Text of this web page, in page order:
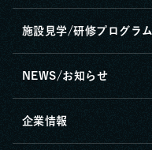
施設見学/研修プログラム
NEWS/お知らせ
企業情報